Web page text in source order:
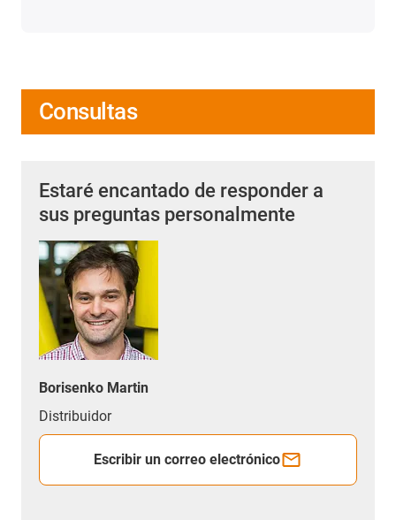
Consultas
Estaré encantado de responder a
sus preguntas personalmente
Borisenko Martin
Distribuidor
Escribir un correo electrónico